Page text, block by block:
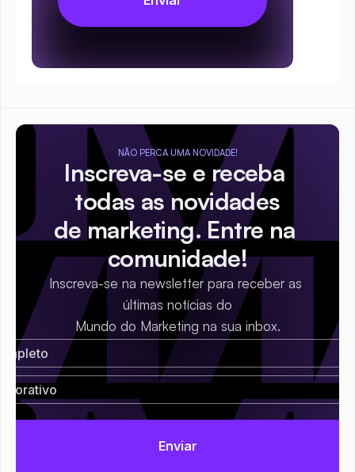
NÃO PERCA UMA NOVIDADE!
Inscreva-se e receba
todas as novidades
de marketing. Entre na
comunidade!
Inscreva-se na newsletter para receber as
últimas notícias do
Mundo do Marketing na sua inbox.